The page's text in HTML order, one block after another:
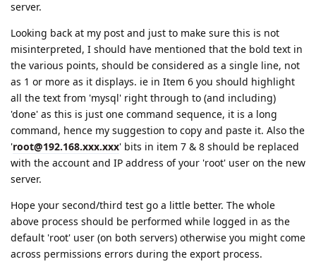
server.
Looking back at my post and just to make sure this is not
misinterpreted, I should have mentioned that the bold text in
the various points, should be considered as a single line, not
as 1 or more as it displays. ie in Item 6 you should highlight
all the text from 'mysql' right through to (and including)
'done' as this is just one command sequence, it is a long
command, hence my suggestion to copy and paste it. Also the
'root@192.168.xxx.xxx' bits in item 7 & 8 should be replaced
with the account and IP address of your 'root' user on the new
server.
Hope your second/third test go a little better. The whole
above process should be performed while logged in as the
default 'root' user (on both servers) otherwise you might come
across permissions errors during the export process.